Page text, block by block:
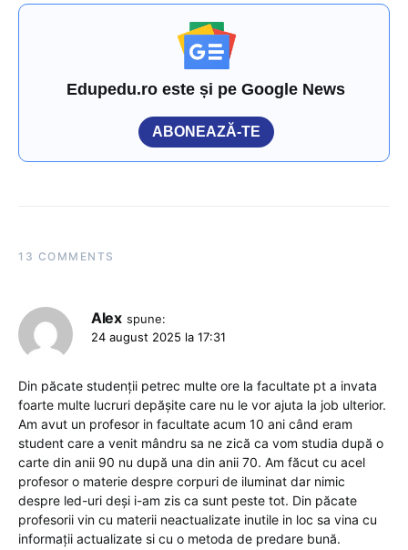
Edupedu.ro este și pe Google News
ABONEAZĂ-TE
13 COMMENTS
Alex spune:
24 august 2025 la 17:31
Din păcate studenții petrec multe ore la facultate pt a invata
foarte multe lucruri depășite care nu le vor ajuta la job ulterior.
Am avut un profesor in facultate acum 10 ani când eram
student care a venit mândru sa ne zică ca vom studia după o
carte din anii 90 nu după una din anii 70. Am făcut cu acel
profesor o materie despre corpuri de iluminat dar nimic
despre led-uri deși i-am zis ca sunt peste tot. Din păcate
profesorii vin cu materii neactualizate inutile in loc sa vina cu
informații actualizate si cu o metoda de predare bună.